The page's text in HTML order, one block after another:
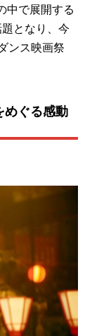
中で展開する
となり、今
ンス映画祭
めぐる感動